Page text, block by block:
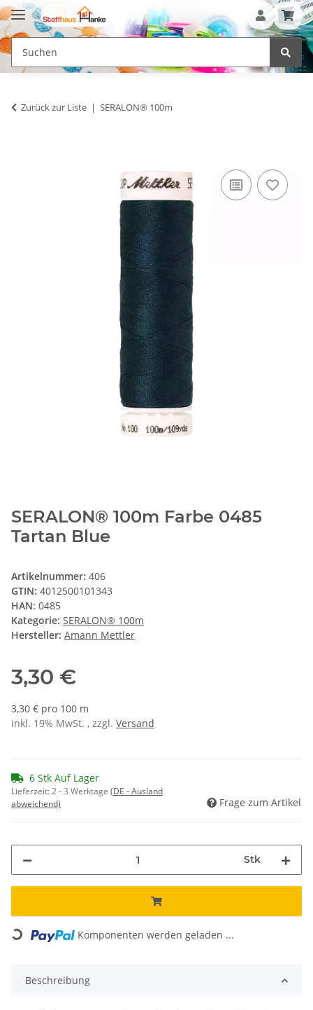
Zurück zur Liste SERALON® 100m
SERALON® 100m Farbe 0485
Tartan Blue
Artikelnummer: 406
GTIN: 4012500101343
HAN: 0485
Kategorie: SERALON® 100m
Hersteller: Amann Mettler
3,30 €
3,30 € pro 100 m
inkl. 19% MwSt. , zzgl. Versand
6 Stk Auf Lager
Lieferzeit:2 - 3 Werktage (DE - Ausland
abweichend)
Frage zum Artikel
Stk
Loading... Komponenten werden geladen ...
Beschreibung